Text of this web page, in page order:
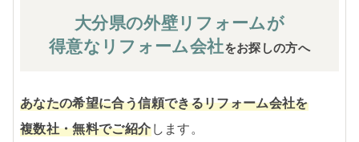
大分県の外壁 リフォームが
得意なリフォーム会社をお探しの方へ
あなたの希望に合う信頼できるリフォーム会社を
複数社・無料でご紹介します。